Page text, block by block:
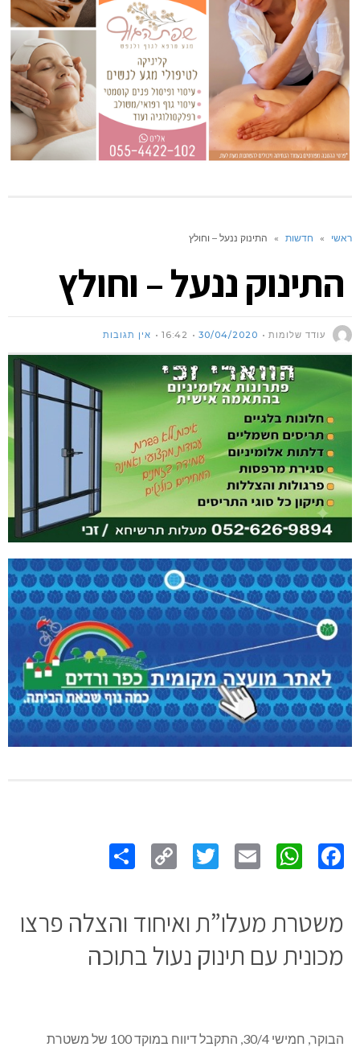
ראשי » חדשות » התינוק ננעל – וחולץ
התינוק ננעל – וחולץ
עודד שלומות 30/04/2020
16:42 אין תגובות
Link
משטרת מעלו”ת ואיחוד והצלה פרצו
מכונית עם תינוק נעול בתוכה
הבוקר, חמישי 30/4, התקבל דיווח במוקד 100 של משטרת